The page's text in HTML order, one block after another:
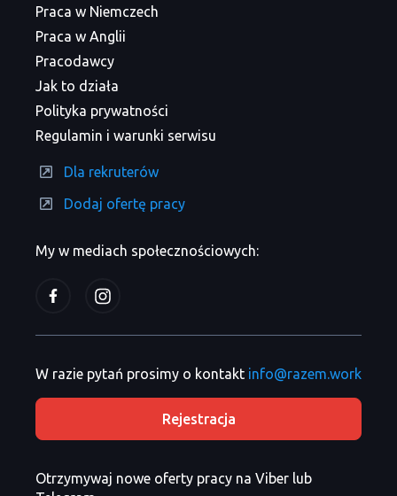
My w mediach społecznościowych:
Praca w Niemczech
Praca w Anglii
Pracodawcy
Jak to działa
Polityka prywatności
Regulamin i warunki serwisu
Dla rekruterów
Dodaj ofertę pracy
W razie pytań prosimy o kontakt info@razem.work
Rejestracja
Otrzymywaj nowe oferty pracy na Viber lub